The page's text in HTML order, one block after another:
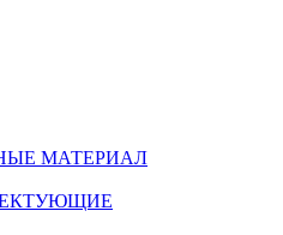
МАТЕРИАЛ